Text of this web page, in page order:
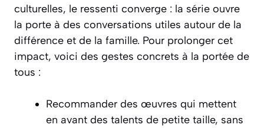
culturelles, le ressenti converge : la série ouvre
la porte à des conversations utiles autour de la
différence et de la famille. Pour prolonger cet
impact, voici des gestes concrets à la portée de
tous :
Recommander des œuvres qui mettent
en avant des talents de petite taille, sans